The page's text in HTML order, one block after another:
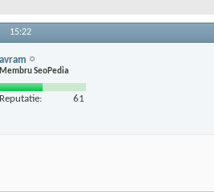
15:22
avram
Membru SeoPedia
Reputatie: 61